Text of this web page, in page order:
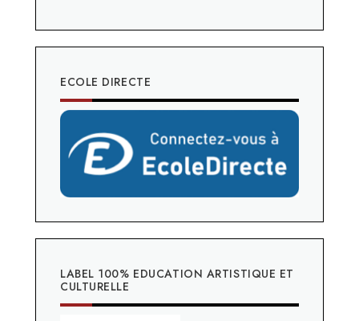
ECOLE DIRECTE
LABEL 100% EDUCATION ARTISTIQUE ET
CULTURELLE